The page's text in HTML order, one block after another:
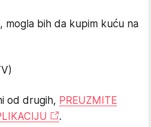
mogla bih da kupim kuću na
od drugih, PREUZMITE
.